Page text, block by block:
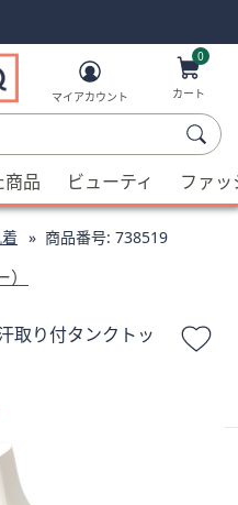
マイアカウント
0
カート
商品 ビューティ ファ
商品番号: 738519
取り付タンクトッ